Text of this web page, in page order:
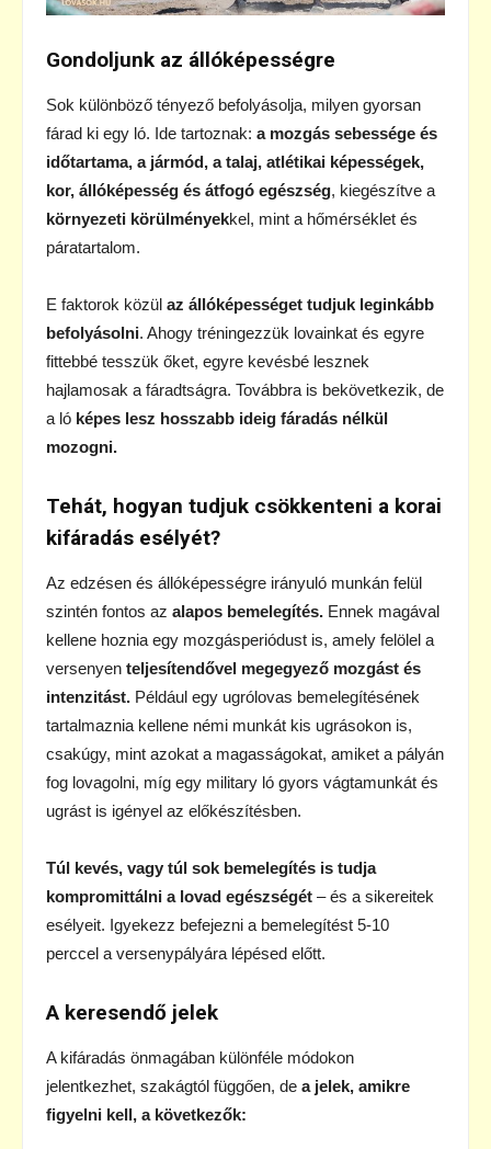
Gondoljunk az állóképességre
Sok különböző tényező befolyásolja, milyen gyorsan
fárad ki egy ló. Ide tartoznak: a mozgás sebessége és
időtartama, a jármód, a talaj, atlétikai képességek,
kor, állóképesség és átfogó egészség, kiegészítve a
környezeti körülményekkel, mint a hőmérséklet és
páratartalom.
E faktorok közül az állóképességet tudjuk leginkább
befolyásolni. Ahogy tréningezzük lovainkat és egyre
fittebbé tesszük őket, egyre kevésbé lesznek
hajlamosak a fáradtságra. Továbbra is bekövetkezik, de
a ló képes lesz hosszabb ideig fáradás nélkül
mozogni.
Tehát, hogyan tudjuk csökkenteni a korai
kifáradás esélyét?
Az edzésen és állóképességre irányuló munkán felül
szintén fontos az alapos bemelegítés. Ennek magával
kellene hoznia egy mozgásperiódust is, amely felölel a
versenyen teljesítendővel megegyező mozgást és
intenzitást. Például egy ugrólovas bemelegítésének
tartalmaznia kellene némi munkát kis ugrásokon is,
csakúgy, mint azokat a magasságokat, amiket a pályán
fog lovagolni, míg egy military ló gyors vágtamunkát és
ugrást is igényel az előkészítésben.
Túl kevés, vagy túl sok bemelegítés is tudja
kompromittálni a lovad egészségét – és a sikereitek
esélyeit. Igyekezz befejezni a bemelegítést 5-10
perccel a versenypályára lépésed előtt.
A keresendő jelek
A kifáradás önmagában különféle módokon
jelentkezhet, szakágtól függően, de a jelek, amikre
figyelni kell, a következők: